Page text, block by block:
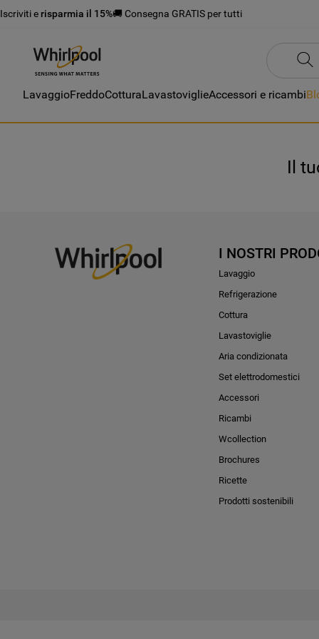
Iscriviti e risparmia il 15%🚚 Consegna GRATIS per tutti
LavaggioFreddoCotturaLavastoviglieAccessori e ricambi
Il
I NOSTRI
Lavaggio
Refrigerazione
Cottura
Lavastoviglie
Aria condizionata
Set elettrodomestici
Accessori
Ricambi
Wcollection
Brochures
Ricette
Prodotti sostenibili